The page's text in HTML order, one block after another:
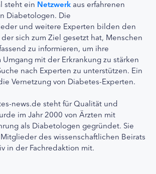
steht ein Netzwerk aus erfahrenen
Diabetologen. Die
und weitere Experten bilden den
der sich zum Ziel gesetzt hat, Menschen
zu informieren, um ihre
mit der Erkrankung zu stärken
nach Experten zu unterstützen. Ein
Vernetzung von Diabetes-Experten.
news.de steht für Qualität und
im Jahr 2000 von Ärzten mit
als Diabetologen gegründet. Sie
des wissenschaftlichen Beirats
in der Fachredaktion mit.